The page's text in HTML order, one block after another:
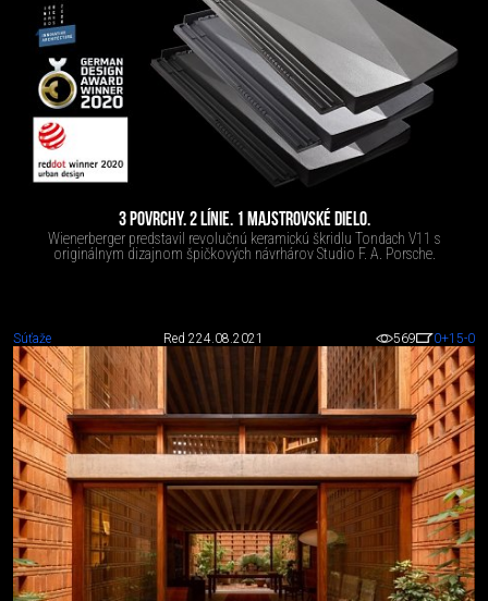
3 POVRCHY. 2 LÍNIE. 1 MAJSTROVSKÉ DIELO.
Wienerberger predstavil revolučnú keramickú škridlu Tondach V11 s
originálnym dizajnom špičkových návrhárov Studio F. A. Porsche.
Súťaže Red 224.08.2021 569 0+15-0